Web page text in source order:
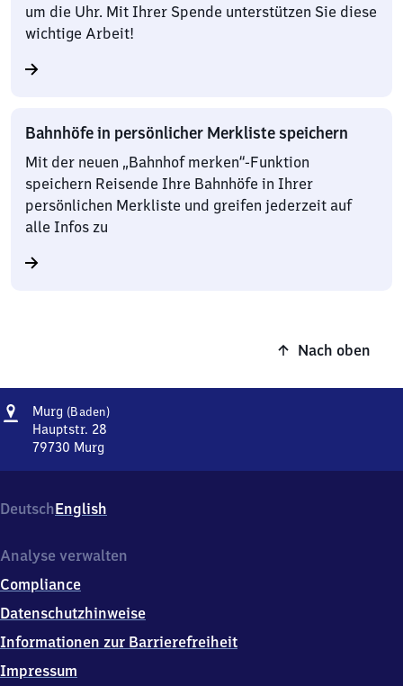
um die Uhr. Mit Ihrer Spende unterstützen Sie diese
wichtige Arbeit!
Bahnhöfe in persönlicher Merkliste speichern
Mit der neuen „Bahnhof merken“-Funktion
speichern Reisende Ihre Bahnhöfe in Ihrer
persönlichen Merkliste und greifen jederzeit auf
alle Infos zu
Nach oben
Adresse
Murg (Baden)Murg
Hauptstr. 28
79730 Murg
Hauptstr.
28,
9
3
0
DeutschEnglish
Analyse verwalten
Compliance
Datenschutzhinweise
Informationen zur Barrierefreiheit
Impressum